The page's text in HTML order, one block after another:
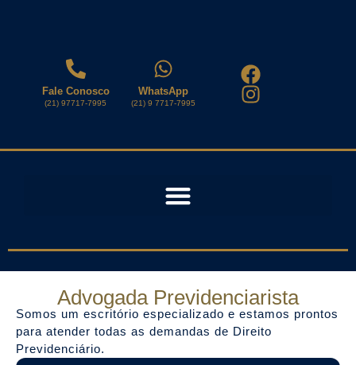
Fale Conosco
(21) 97717-7995
WhatsApp
(21) 9 7717-7995
Advogada Previdenciarista
Somos um escritório especializado e estamos prontos
para atender todas as demandas de Direito
Previdenciário.